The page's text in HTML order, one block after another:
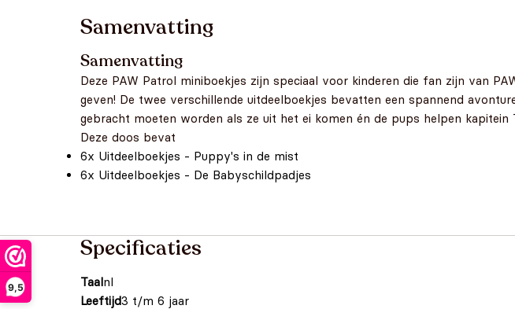
9,5
Samenvatting
Samenvatting
Deze PAW Patrol miniboekjes zijn speciaal voor kinderen die fan zijn van
geven! De twee verschillende uitdeelboekjes bevatten een spannend
gebracht moeten worden als ze uit het ei komen én de pups helpen
Deze doos bevat
6x Uitdeelboekjes - Puppy's in de mist
6x Uitdeelboekjes - De Babyschildpadjes
Specificaties
Taalnl
Leeftijd3 t/m 6 jaar